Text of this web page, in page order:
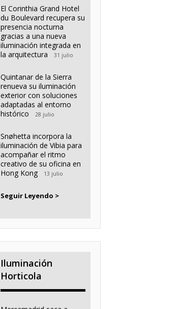
El Corinthia Grand Hotel
du Boulevard recupera su
presencia nocturna
gracias a una nueva
iluminación integrada en
la arquitectura
31 julio
Quintanar de la Sierra
renueva su iluminación
exterior con soluciones
adaptadas al entorno
histórico
28 julio
Snøhetta incorpora la
iluminación de Vibia para
acompañar el ritmo
creativo de su oficina en
Hong Kong
13 julio
Seguir Leyendo >
Iluminación
Horticola